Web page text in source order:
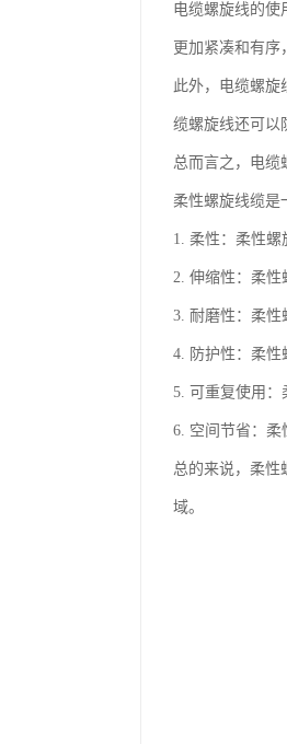
电缆螺旋线的使
更加紧凑和有序
此外，电缆螺旋
缆螺旋线还可以
总而言之，电缆
柔性螺旋线缆是
1. 柔性：柔性螺
2. 伸缩性：柔性
3. 耐磨性：柔性
4. 防护性：柔性
5. 可重复使用：
6. 空间节省：柔
总的来说，柔性
域。